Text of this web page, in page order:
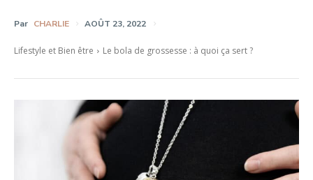
Par CHARLIE AOÛT 23, 2022
Lifestyle et Bien être Le bola de grossesse : à quoi ça sert ?